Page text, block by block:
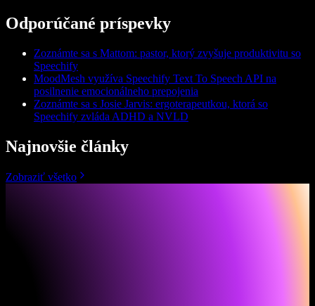
Odporúčané príspevky
Zoznámte sa s Mattom: pastor, ktorý zvyšuje produktivitu so
Speechify
MoodMesh využíva Speechify Text To Speech API na
posilnenie emocionálneho prepojenia
Zoznámte sa s Josie Jarvis: ergoterapeutkou, ktorá so
Speechify zvláda ADHD a NVLD
Najnovšie články
Zobraziť všetko